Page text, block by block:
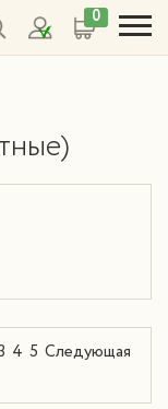
0
4 5 Следующая